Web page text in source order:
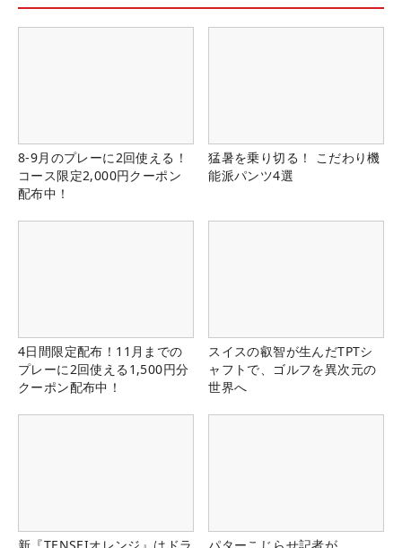
8-9月のプレーに2回使える！
コース限定2,000円クーポン
配布中！
猛暑を乗り切る！ こだわり機
能派パンツ4選
4日間限定配布！11月までの
プレーに2回使える1,500円分
クーポン配布中！
スイスの叡智が生んだTPTシ
ャフトで、ゴルフを異次元の
世界へ